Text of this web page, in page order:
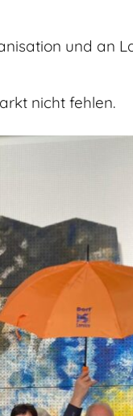
und an
nicht fehlen.